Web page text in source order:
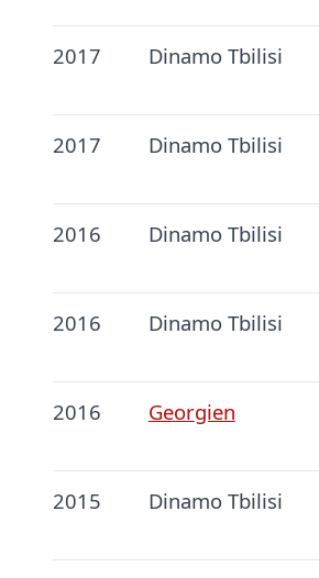
2017 Dinamo Tbilisi
2017 Dinamo Tbilisi
2016 Dinamo Tbilisi
2016 Dinamo Tbilisi
2016 Georgien
2015 Dinamo Tbilisi